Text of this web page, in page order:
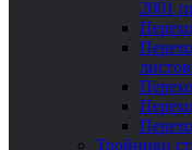
2001
Тройники